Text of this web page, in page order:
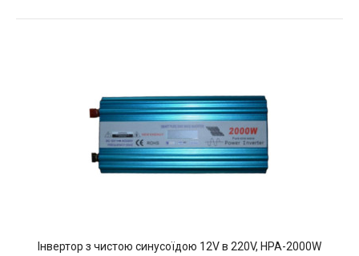
Інвертор з чистою синусоїдою 12V в 220V, HPA-2000W